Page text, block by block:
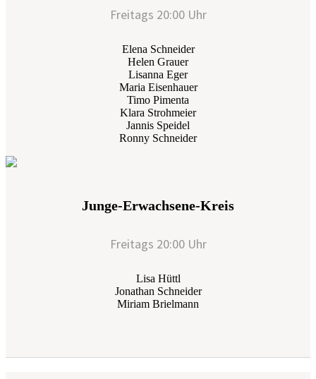
Freitags 20:00 Uhr
Elena Schneider
Helen Grauer
Lisanna Eger
Maria Eisenhauer
Timo Pimenta
Klara Strohmeier
Jannis Speidel
Ronny Schneider
Junge-Erwachsene-Kreis
Freitags 20:00 Uhr
Lisa Hüttl
Jonathan Schneider
Miriam Brielmann